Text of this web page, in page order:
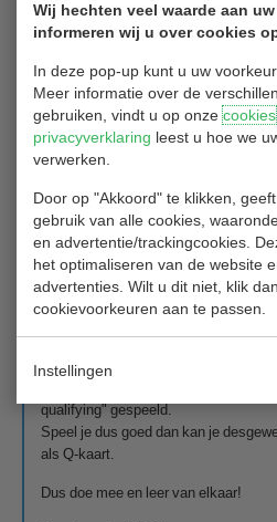
Wij hechten veel waarde aan
informeren wij u over cookies
In deze pop-up kunt u uw
Meer informatie over de
gebruiken, vindt u op onzecookies
privacyverklaring leest u hoe we
verwerken.
Door op "Akkoord" te klikken,
gebruik van alle cookies,
en advertentie/trackingcookies.
het optimaliseren van de website
advertenties. Wilt u dit niet, klik
cookievoorkeuren aan te passen.
Instellingen
vooraankondiging
23/06/2022
Op zaterdag 30 juli staat de "Hoge
gepland. Wat is dat?
leden, aan leden met een hoge
beetje drempelvrees voor
die hen helpt met de etiquette, het
en dergelijke. Handige tips, dus en
weten!
Maar de wedstrijd is ook een
Vanwege het speciale karakter van
qualifying" gespeeld.
Speel je dus goed dan kan je
als Q-kaart.
Dus doe mee en leer van elkaar!